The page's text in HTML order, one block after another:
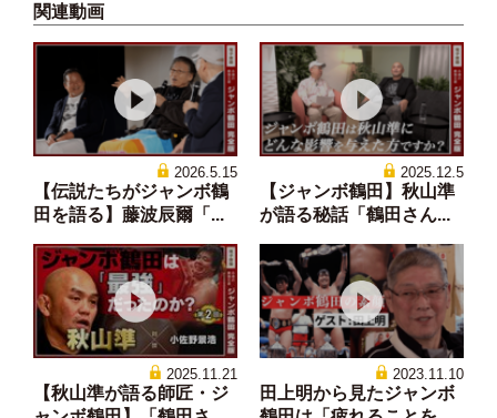
関連動画
2026.5.15
【伝説たちがジャンボ鶴
田を語る】藤波辰爾「...
2025.12.5
【ジャンボ鶴田】秋山準
が語る秘話「鶴田さん...
2025.11.21
【秋山準が語る師匠・ジ
2023.11.10
田上明から見たジャンボ